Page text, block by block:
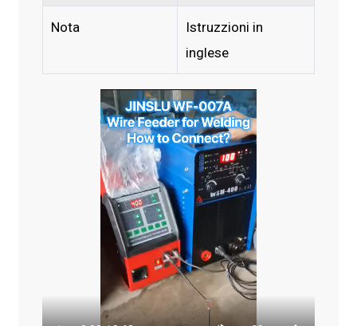
Nota
Istruzzioni in
inglese